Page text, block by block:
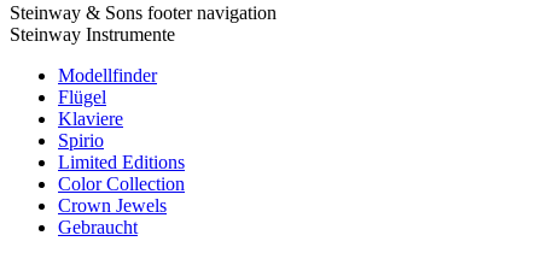
Steinway & Sons footer navigation
Steinway Instrumente
Modellfinder
Flügel
Klaviere
Spirio
Limited Editions
Color Collection
Crown Jewels
Gebraucht